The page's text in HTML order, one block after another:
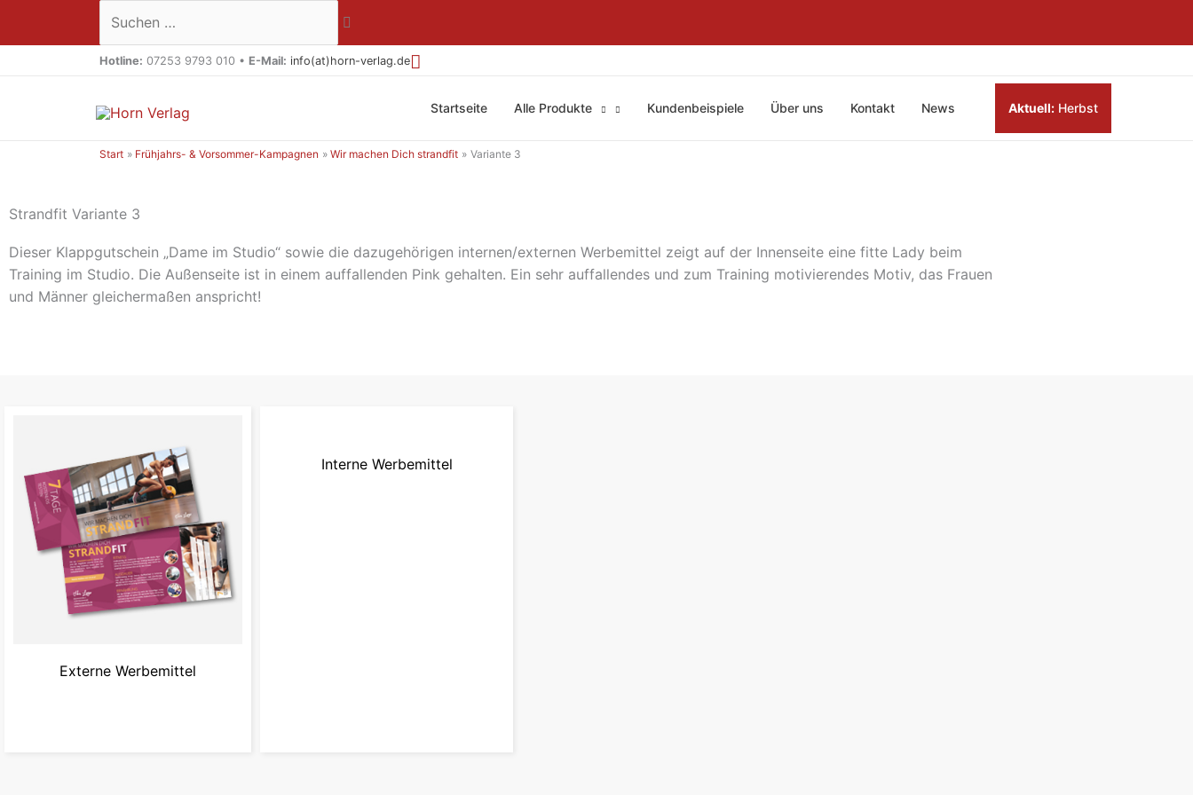
Suchen …
Hotline: 07253 9793 010 • E-Mail: info(at)horn-verlag.de
Startseite Alle Produkte Kundenbeispiele Über uns Kontakt News Aktuell: Herbst
Start Frühjahrs- & Vorsommer-Kampagnen Wir machen Dich strandfit Variante 3
Strandfit Variante 3
Dieser Klappgutschein „Dame im Studio“ sowie die dazugehörigen internen/externen Werbemittel zeigt auf der Innenseite eine fitte Lady beim
Training im Studio. Die Außenseite ist in einem auffallenden Pink gehalten. Ein sehr auffallendes und zum Training motivierendes Motiv, das Frauen
und Männer gleichermaßen anspricht!
Externe Werbemittel
Interne Werbemittel